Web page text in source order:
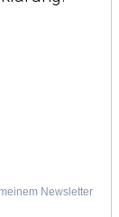
Newsletter